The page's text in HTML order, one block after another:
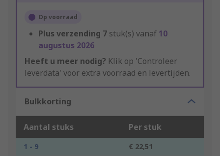
Op voorraad
Plus verzending 7 stuk(s) vanaf 10
augustus 2026
Heeft u meer nodig? Klik op 'Controleer
leverdata' voor extra voorraad en levertijden.
Bulkkorting
Aantal stuks Per stuk
1 - 9
€ 22,51